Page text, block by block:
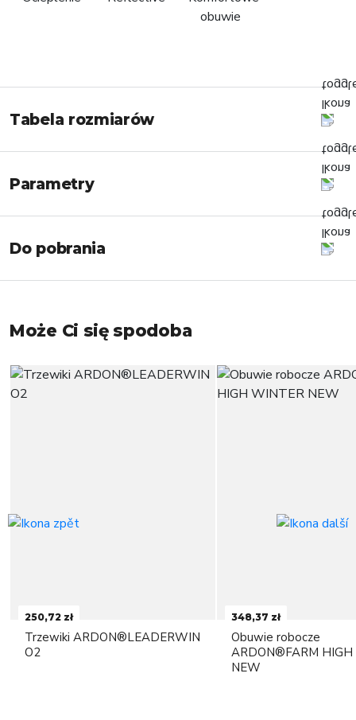
Tabela rozmiarów
Parametry
Do pobrania
Może Ci się spodoba
250,72 zł
Trzewiki ARDON®LEADERWIN
O2
348,37 zł
Obuwie robocze
ARDON®FARM
NEW